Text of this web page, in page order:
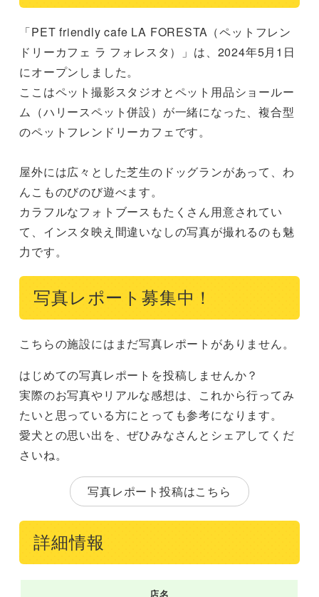
「PET friendly cafe LA FORESTA（ペットフレン
ドリーカフェ ラ フォレスタ）」は、2024年5月1日
にオープンしました。
ここはペット撮影スタジオとペット用品ショールー
ム（ハリースペット併設）が一緒になった、複合型
のペットフレンドリーカフェです。
屋外には広々とした芝生のドッグランがあって、わ
んこものびのび遊べます。
カラフルなフォトブースもたくさん用意されてい
て、インスタ映え間違いなしの写真が撮れるのも魅
力です。
写真レポート募集中！
こちらの施設にはまだ写真レポートがありません。
はじめての写真レポートを投稿しませんか？
実際のお写真やリアルな感想は、これから行ってみ
たいと思っている方にとっても参考になります。
愛犬との思い出を、ぜひみなさんとシェアしてくだ
さいね。
写真レポート投稿はこちら
詳細情報
店名